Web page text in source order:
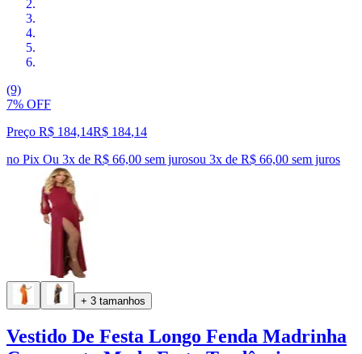
(9)
7% OFF
Preço R$ 184,14R$ 184,14
no Pix Ou 3x de R$ 66,00 sem jurosou 3x de R$ 66,00 sem juros
+ 3 tamanhos
Vestido De Festa Longo Fenda Madrinha